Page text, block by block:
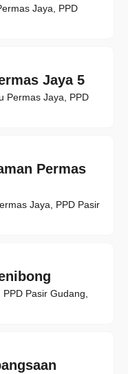
Jaya, PPD
Jaya 5
Permas Jaya, PPD
Permas
Jaya, PPD Pasir
Pasir Gudang,